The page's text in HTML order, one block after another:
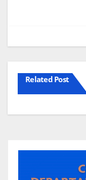
Related Post